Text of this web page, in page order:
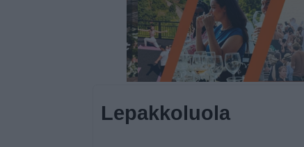
Lepakkoluola